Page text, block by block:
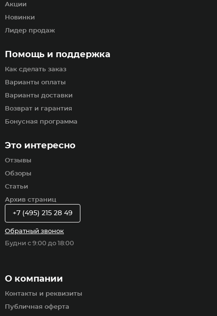
Помощь и поддержка
Как сделать заказ
Варианты оплаты
Варианты доставки
Возврат и гарантия
Бонусная программа
Акции
Новинки
Лидер продаж
Это интересно
Отзывы
Обзоры
Статьи
Архив страниц
О компании
Контакты и реквизиты
Публичная оферта
+7 (495) 215 28 49
Обратный звонок
Будни с 9:00 до 18:00